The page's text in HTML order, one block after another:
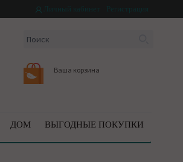
Ваша корзина
ДОМ ВЫГОДНЫЕ ПОКУПКИ